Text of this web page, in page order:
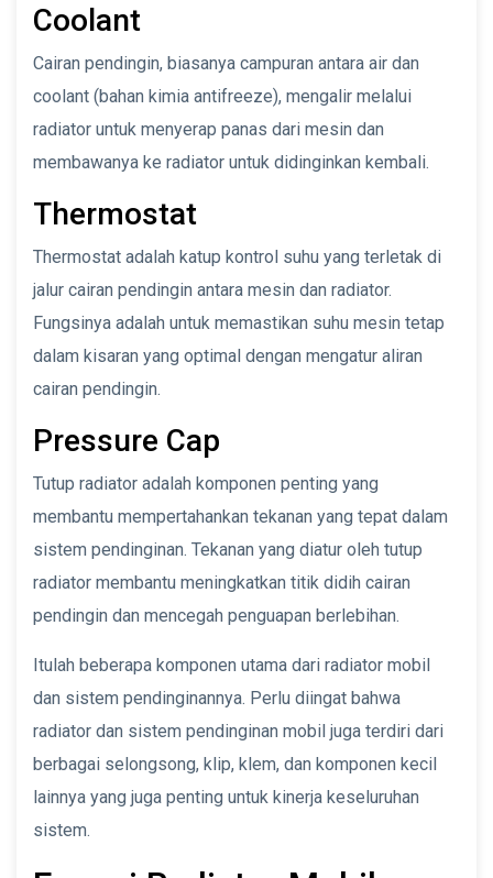
Coolant
Cairan pendingin, biasanya campuran antara air dan
coolant (bahan kimia antifreeze), mengalir melalui
radiator untuk menyerap panas dari mesin dan
membawanya ke radiator untuk didinginkan kembali.
Thermostat
Thermostat adalah katup kontrol suhu yang terletak di
jalur cairan pendingin antara mesin dan radiator.
Fungsinya adalah untuk memastikan suhu mesin tetap
dalam kisaran yang optimal dengan mengatur aliran
cairan pendingin.
Pressure Cap
Tutup radiator adalah komponen penting yang
membantu mempertahankan tekanan yang tepat dalam
sistem pendinginan. Tekanan yang diatur oleh tutup
radiator membantu meningkatkan titik didih cairan
pendingin dan mencegah penguapan berlebihan.
Itulah beberapa komponen utama dari radiator mobil
dan sistem pendinginannya. Perlu diingat bahwa
radiator dan sistem pendinginan mobil juga terdiri dari
berbagai selongsong, klip, klem, dan komponen kecil
lainnya yang juga penting untuk kinerja keseluruhan
sistem.